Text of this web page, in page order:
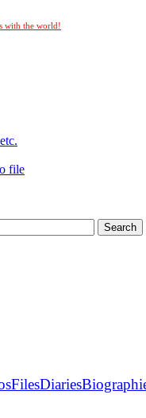
with the world!
file
FilesDiaries